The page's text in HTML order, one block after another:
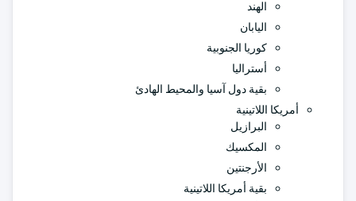
الهند
اليابان
كوريا الجنوبية
أستراليا
بقية دول آسيا والمحيط الهادئ
أمريكا اللاتينية
البرازيل
المكسيك
الأرجنتين
بقية أمريكا اللاتينية